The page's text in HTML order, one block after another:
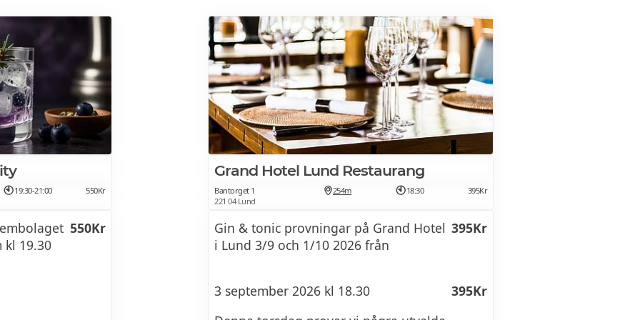
649Kr
649Kr
Guidad provning av 4 olika sorters gin
19:30-21:00 550Kr
kl 19.30
550Kr
Grand Hotel Lund Restaurang
Bantorget 1
221 04 Lund
254m 18:30 395Kr
Gin & tonic provningar på Grand Hotel
i Lund 3/9 och 1/10 2026 från
395Kr
3 september 2026 kl 18.30
395Kr